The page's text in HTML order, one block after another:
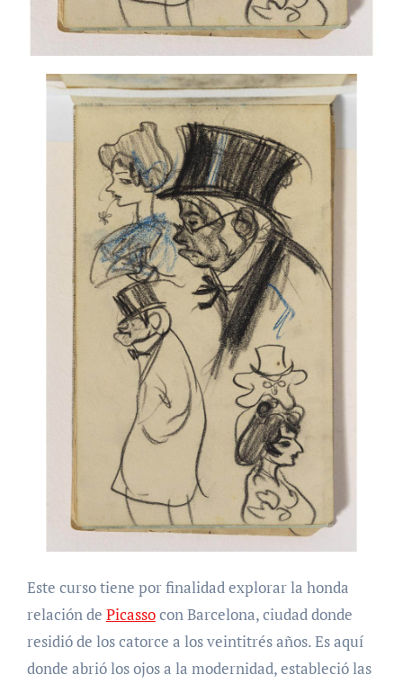
Este curso tiene por finalidad explorar la honda
relación de Picassocon Barcelona, ciudad donde
residió de los catorce a los veintitrés años. Es aquí
donde abrió los ojos a la modernidad, estableció las